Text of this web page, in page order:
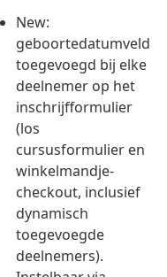
New:
geboortedatumveld
toegevoegd bij elke
deelnemer op het
inschrijfformulier
(los
cursusformulier en
winkelmandje-
checkout, inclusief
dynamisch
toegevoegde
deelnemers).